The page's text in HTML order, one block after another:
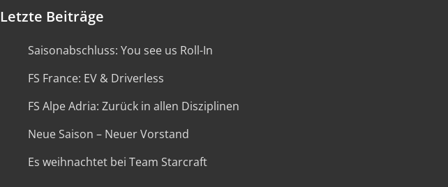
Letzte Beiträge
Saisonabschluss: You see us Roll-In
FS France: EV & Driverless
FS Alpe Adria: Zurück in allen Disziplinen
Neue Saison – Neuer Vorstand
Es weihnachtet bei Team Starcraft